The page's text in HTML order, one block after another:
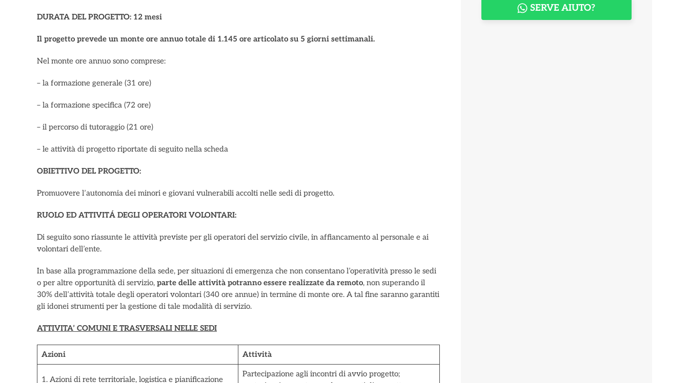
DURATA DEL PROGETTO: 12 mesi
Il progetto prevede un monte ore annuo totale di 1.145 ore articolato su 5 giorni settimanali.
Nel monte ore annuo sono comprese:
– la formazione generale (31 ore)
– la formazione specifica (72 ore)
– il percorso di tutoraggio (21 ore)
– le attività di progetto riportate di seguito nella scheda
OBIETTIVO DEL PROGETTO:
Promuovere l’autonomia dei minori e giovani vulnerabili accolti nelle sedi di progetto.
RUOLO ED ATTIVITÁ DEGLI OPERATORI VOLONTARI:
Di seguito sono riassunte le attività previste per gli operatori del servizio civile, in affiancamento al personale e ai
volontari dell’ente.
In base alla programmazione della sede, per situazioni di emergenza che non consentano l’operatività presso le sedi
o per altre opportunità di servizio, parte delle attività potranno essere realizzate da remoto, non superando il
30% dell’attività totale degli operatori volontari (340 ore annue) in termine di monte ore. A tal fine saranno garantiti
gli idonei strumenti per la gestione di tale modalità di servizio.
ATTIVITA’ COMUNI E TRASVERSALI NELLE SEDI
Azioni Attività
1. Azioni di rete territoriale, logistica e pianificazione
Partecipazione agli incontri di avvio progetto;
SERVE AIUTO?